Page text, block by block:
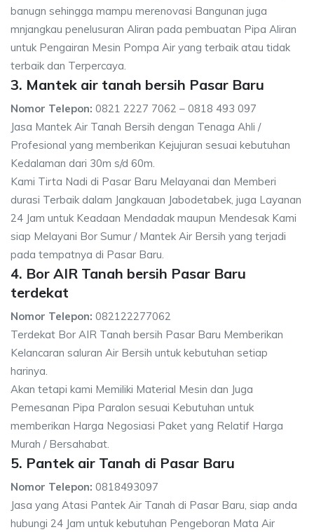
banugn sehingga mampu merenovasi Bangunan juga
mnjangkau penelusuran Aliran pada pembuatan Pipa Aliran
untuk Pengairan Mesin Pompa Air yang terbaik atau tidak
terbaik dan Terpercaya.
3. Mantek air tanah bersih Pasar Baru
Nomor Telepon: 0821 2227 7062 – 0818 493 097
Jasa Mantek Air Tanah Bersih dengan Tenaga Ahli /
Profesional yang memberikan Kejujuran sesuai kebutuhan
Kedalaman dari 30m s/d 60m.
Kami Tirta Nadi di Pasar Baru Melayanai dan Memberi
durasi Terbaik dalam Jangkauan Jabodetabek, juga Layanan
24 Jam untuk Keadaan Mendadak maupun Mendesak Kami
siap Melayani Bor Sumur / Mantek Air Bersih yang terjadi
pada tempatnya di Pasar Baru.
4. Bor AIR Tanah bersih Pasar Baru
terdekat
Nomor Telepon: 082122277062
Terdekat Bor AIR Tanah bersih Pasar Baru Memberikan
Kelancaran saluran Air Bersih untuk kebutuhan setiap
harinya.
Akan tetapi kami Memiliki Material Mesin dan Juga
Pemesanan Pipa Paralon sesuai Kebutuhan untuk
memberikan Harga Negosiasi Paket yang Relatif Harga
Murah / Bersahabat.
5. Pantek air Tanah di Pasar Baru
Nomor Telepon: 0818493097
Jasa yang Atasi Pantek Air Tanah di Pasar Baru, siap anda
hubungi 24 Jam untuk kebutuhan Pengeboran Mata Air